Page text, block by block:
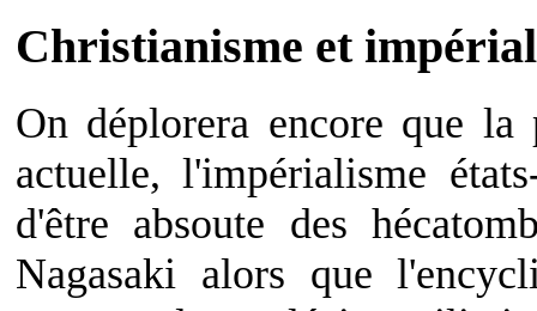
Christianisme et
On déplorera encore que la
actuelle, l'impérialisme
d'être absoute des
Nagasaki alors que